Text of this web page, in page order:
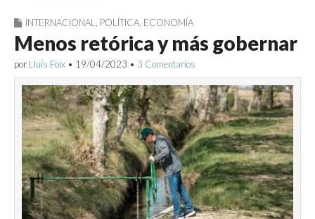
INTERNACIONAL POLÍTICA ECONOMÍA
Menos retórica y más gobernar
por Lluís Foix • 19/04/2023 • 3 Comentarios